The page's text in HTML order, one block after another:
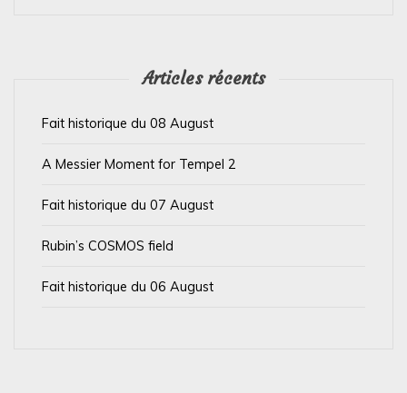
Articles récents
Fait historique du 08 August
A Messier Moment for Tempel 2
Fait historique du 07 August
Rubin’s COSMOS field
Fait historique du 06 August